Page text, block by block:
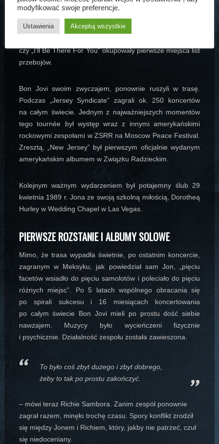
tytuł „New Jersey”. Płyta stała się niemal z miejsca
na sam szczyt list przebojów po dwóch stronach oceanu.
czy „I’ll Be There For You” okupowały pierwsze miejsca list
przebojów.
Bon Jovi swoim zwyczajem, ponownie ruszyli w trasę.
Podczas „Jersey Syndicate” zagrali ok. 250 koncertów
na całym świecie. Jednym z najważniejszych momentów
tego tournée był występ wraz z innymi amerykańskimi
rockowymi zespołami w ZSRR na Moscow Peace Festival.
Zresztą, „New Jersey” był pierwszym oficjalnie wydanym
amerykańskim albumem w Związku Radzieckim.
Kolejnym ważnym wydarzeniem był potajemny ślub 29
kwietnia 1989 r. Jona ze swoją szkolną miłością, Dorotheą
Hurley w Wedding Chapel w Las Vegas.
PIERWSZE ROZSTANIE I ALBUMY SOLOWE
Mimo, że trasa wypadła świetnie, po ostatnim koncercie,
zagranym w Meksyku, jak powiedział sam Jon, „pięciu
facetów wsiadło do pięciu samolotów i poleciało do pięciu
różnych miejsc”. Po 5 latach wspólnego obracania się
po spirali sukcesu i 16 miesiącach koncertowania
po całym świecie Bon Jovi mieli po prostu dość siebie
nawzajem. Muzycy było wycieńczeni fizycznie
i psychicznie. Działalność zespołu została zawieszona.
To było coś zbyt dużego i zbyt dobrego,
żeby to tak po prostu zakończyć.
– mówi teraz Richie Sambora. Zanim zespół ponownie
zagrał razem, minęło trochę czasu. Spory konflikt zrodził
się między Jonem i Richiem, który, jakby nie patrzeć, czuł
się niedoceniany.
modyfikować swoje preferencje.
Ustawienia Akceptuj wszystkie